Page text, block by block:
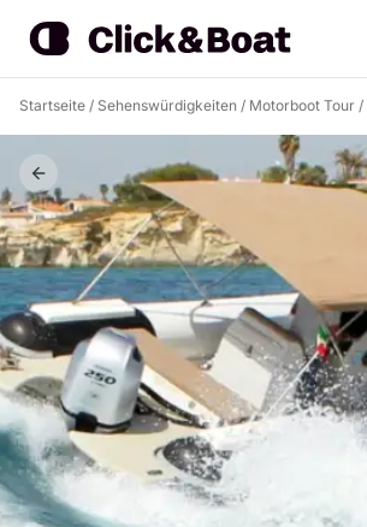
Startseite / Sehenswürdigkeiten / Motorboot Tour /